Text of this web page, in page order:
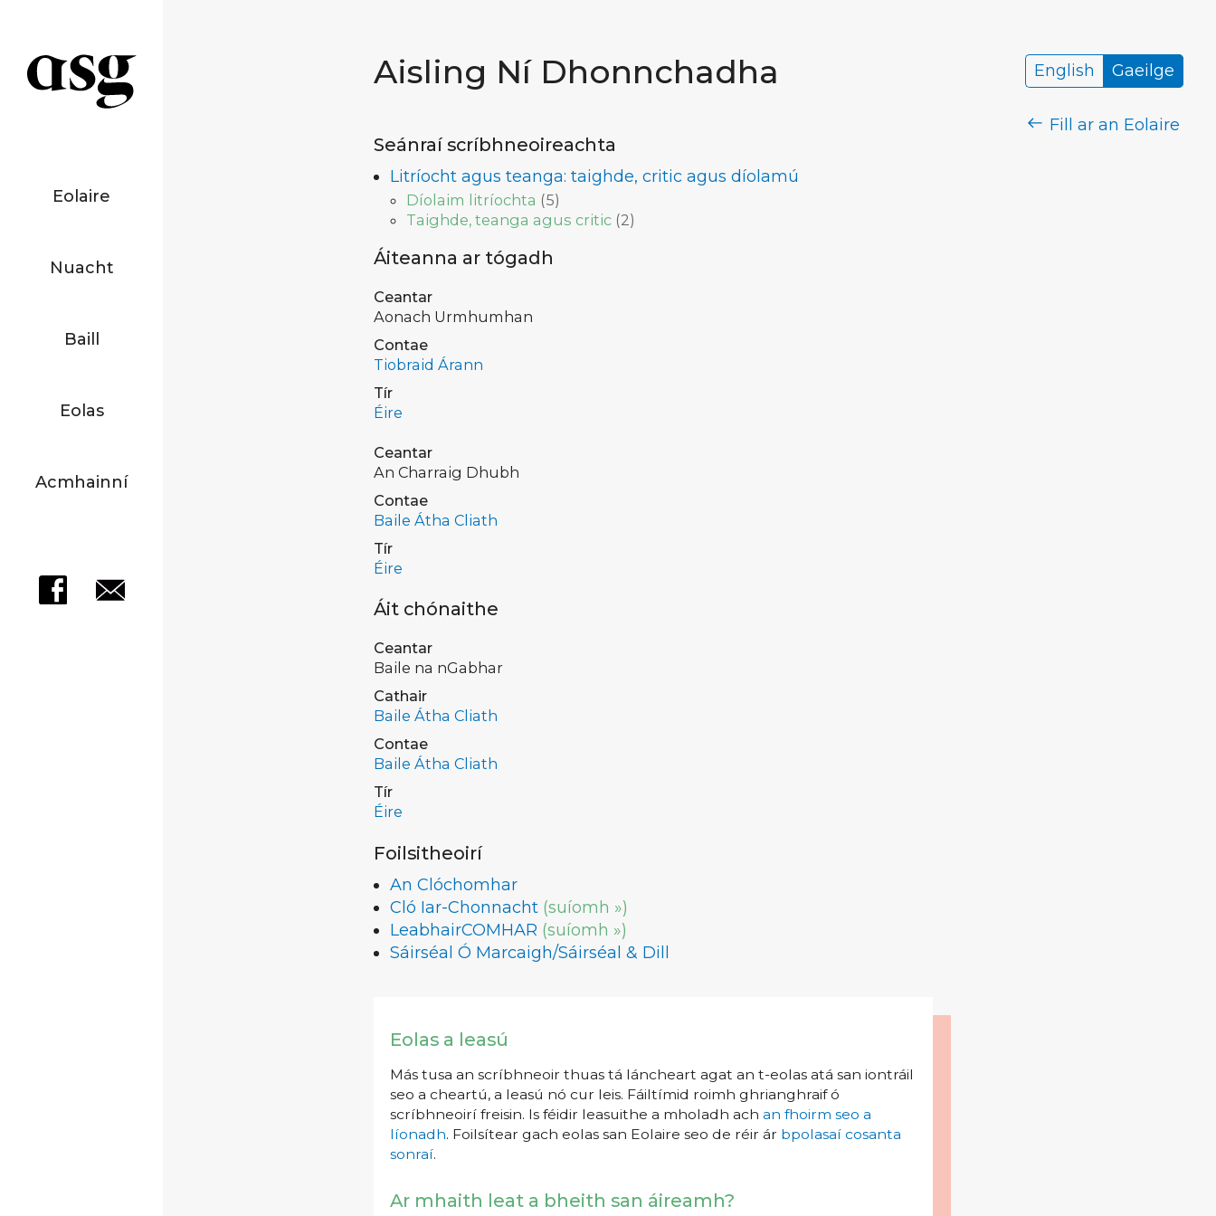
Eolaire
Nuacht
Baill
Eolas
Acmhainní
Aisling Ní Dhonnchadha English Gaeilge
Fill ar an Eolaire
Seánraí scríbhneoireachta
Litríocht agus teanga: taighde, critic agus díolamú
Díolaim litríochta (5)
Taighde, teanga agus critic (2)
Áiteanna ar tógadh
Ceantar
Aonach Urmhumhan
Contae
Tiobraid Árann
Tír
Éire
Ceantar
An Charraig Dhubh
Contae
Baile Átha Cliath
Tír
Éire
Áit chónaithe
Ceantar
Baile na nGabhar
Cathair
Baile Átha Cliath
Contae
Baile Átha Cliath
Tír
Éire
Foilsitheoirí
An Clóchomhar
Cló Iar-Chonnacht (suíomh »)
LeabhairCOMHAR (suíomh »)
Sáirséal Ó Marcaigh/Sáirséal & Dill
Eolas a leasú
Más tusa an scríbhneoir thuas tá láncheart agat an t-eolas atá san iontráil
seo a cheartú, a leasú nó cur leis. Fáiltímid roimh ghrianghraif ó
scríbhneoirí freisin. Is féidir leasuithe a mholadh ach an fhoirm seo a
líonadh. Foilsítear gach eolas san Eolaire seo de réir ár bpolasaí cosanta
sonraí.
Ar mhaith leat a bheith san áireamh?